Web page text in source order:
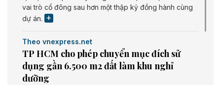
vai trò cổ đông sau hơn một thập kỷ đồng hành cùng
dự án.
Theo vnexpress.net
TP HCM cho phép chuyển mục đích sử
dụng gần 6.500 m2 đất làm khu nghỉ
dưỡng